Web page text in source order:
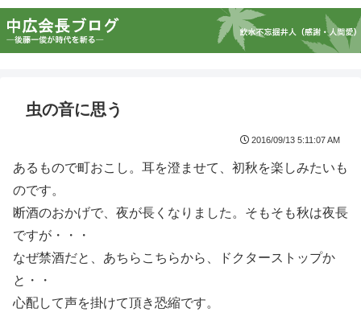
虫の音に思う
2016/09/13 5:11:07 AM
あるもので町おこし。耳を澄ませて、初秋を楽しみたいも
のです。
断酒のおかげで、夜が長くなりました。そもそも秋は夜長
ですが・・・
なぜ禁酒だと、あちらこちらから、ドクターストップか
と・・
心配して声を掛けて頂き恐縮です。